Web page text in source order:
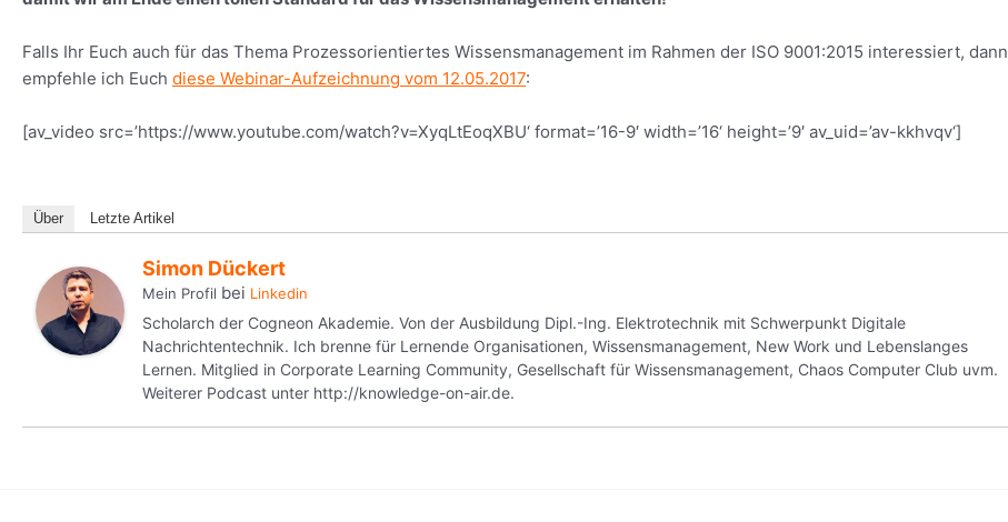
Falls Ihr Euch auch für das Thema Prozessorientiertes Wissensmanagement im Rahmen der ISO 9001:2015 interessiert, dann
empfehle ich Euch diese Webinar-Aufzeichnung vom 12.05.2017:
[av_video src=’https://www.youtube.com/watch?v=XyqLtEoqXBU‘ format=’16-9′ width=’16‘ height=’9′ av_uid=’av-kkhvqv‘]
Über Letzte Artikel
Simon Dückert
Mein Profil bei Linkedin
Scholarch der Cogneon Akademie. Von der Ausbildung Dipl.-Ing. Elektrotechnik mit Schwerpunkt Digitale
Nachrichtentechnik. Ich brenne für Lernende Organisationen, Wissensmanagement, New Work und Lebenslanges
Lernen. Mitglied in Corporate Learning Community, Gesellschaft für Wissensmanagement, Chaos Computer Club uvm.
Weiterer Podcast unter http://knowledge-on-air.de.